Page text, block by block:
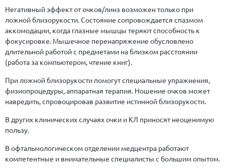
Негативный эффект от очков/линз возможен только при
ложной близорукости. Состояние сопровождается спазмом
аккомодации, когда глазные мышцы теряют способность к
фокусировке. Мышечное перенапряжение обусловлено
длительной работой с предметами на близком расстоянии
(работа за компьютером, чтение книг).
При ложной близорукости помогут специальные упражнения,
физиопроцедуры, аппаратная терапия. Ношение очков может
навредить, спровоцировав развитие истинной близорукости.
В других клинических случаях очки и КЛ приносят неоценимую
пользу.
В офтальмологическом отделении медцентра работают
компетентные и внимательные специалисты с большим опытом.